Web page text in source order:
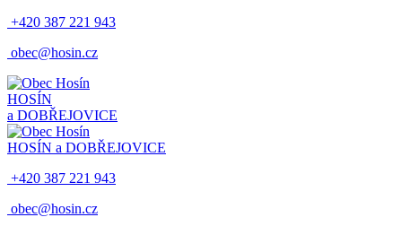
+420 387 221 943
obec@hosin.cz
HOSÍN
a DOBŘEJOVICE
HOSÍN a DOBŘEJOVICE
+420 387 221 943
obec@hosin.cz